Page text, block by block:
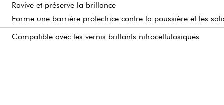
Ravive et préserve la brillance
Forme une barrière protectrice contre la poussière et les
Compatible avec les vernis brillants nitrocellulosiques